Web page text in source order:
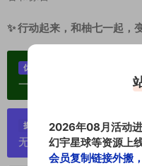
✨ 行动起来，和柚七一起，
优势：
单个博主作品
一归档方便收藏！
提示：
严禁搬运资源链
无露点、需求请绕道，关
2026年08月活动进
幻宇星球等资源上
会员复制链接外搬